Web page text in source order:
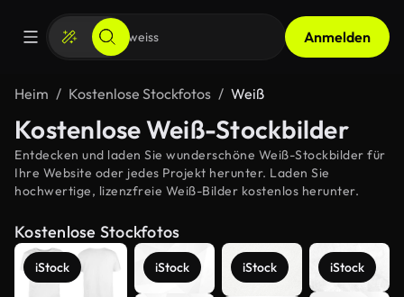
Anmelden
Heim Kostenlose Stockfotos Weiß
Kostenlose Weiß-Stockbilder
Entdecken und laden Sie wunderschöne Weiß-Stockbilder für
Ihre Website oder jedes Projekt herunter. Laden Sie
hochwertige, lizenzfreie Weiß-Bilder kostenlos herunter.
Kostenlose Stockfotos
iStock iStock iStock iStock